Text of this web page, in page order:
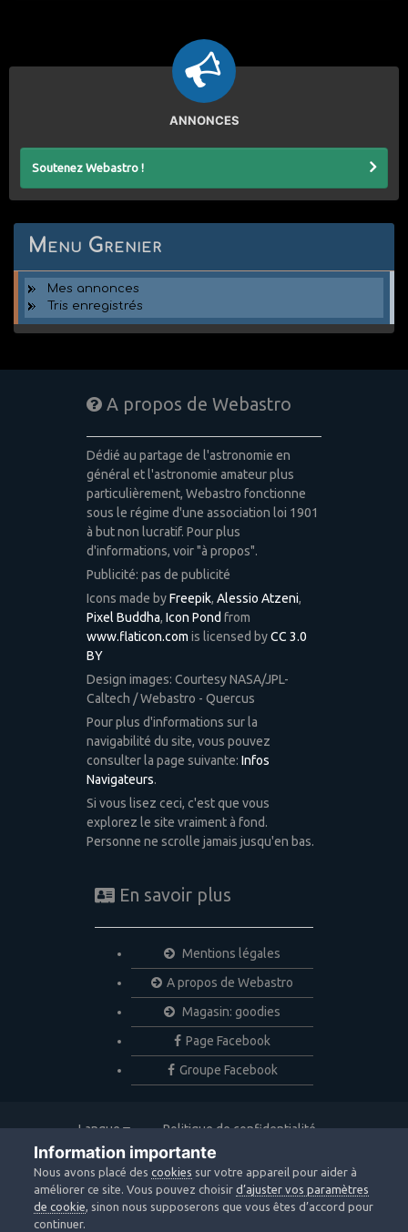
ANNONCES
Soutenez Webastro !
Menu Grenier
Mes annonces
Tris enregistrés
A propos de Webastro
Dédié au partage de l'astronomie en
général et l'astronomie amateur plus
particulièrement, Webastro fonctionne
sous le régime d'une association loi 1901
à but non lucratif. Pour plus
d'informations, voir "à propos".
Publicité: pas de publicité
Icons made byFreepik, Alessio Atzeni,
Pixel Buddha, Icon Pond from
www.flaticon.com is licensed byCC 3.0
BY
Design images: Courtesy NASA/JPL-
Caltech / Webastro - Quercus
Pour plus d'informations sur la
navigabilité du site, vous pouvez
consulter la page suivante: Infos
Navigateurs.
Si vous lisez ceci, c'est que vous
explorez le site vraiment à fond.
Personne ne scrolle jamais jusqu'en bas.
En savoir plus
Mentions légales
A propos de Webastro
Magasin: goodies
Page Facebook
Groupe Facebook
Langue
Politique de confidentialité
Nous contacter
Copyright © 2020 Webastro
Powered by Invision Community
Information importante
Nous avons placé descookies sur votre appareil pour aider à
améliorer ce site. Vous pouvez choisird’ajuster vos paramètres
de cookie, sinon nous supposerons que vous êtes d’accord pour
continuer.